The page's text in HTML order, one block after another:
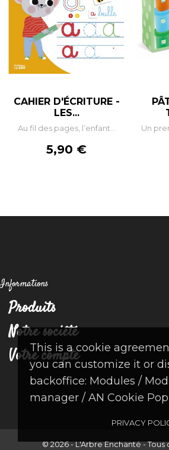
This is a cookie
you can customize it or
backoffice: Modules /
manager / AN Cookie
PRIVACY
CAHIER D'ÉCRITURE -
LES...
Au fil des pages, l’enfant...
Prix
5,90 €
Un
Informations
Produits
Notre société
Votre compte
© 2026 - L'Arbre Enchanté - Tous